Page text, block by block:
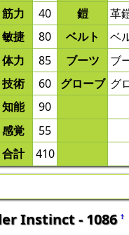
筋力
40 鎧
革
敏捷
80 ベルト
ベ
体力
85 ブーツ
ブ
技術
60 グローブ グ
知能
90
感覚
55
合計
410
Instinct - 1086†